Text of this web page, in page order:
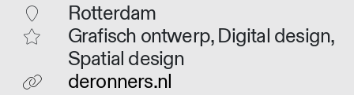
Rotterdam
Grafisch ontwerp, Digital design,
Spatial design
deronners.nl